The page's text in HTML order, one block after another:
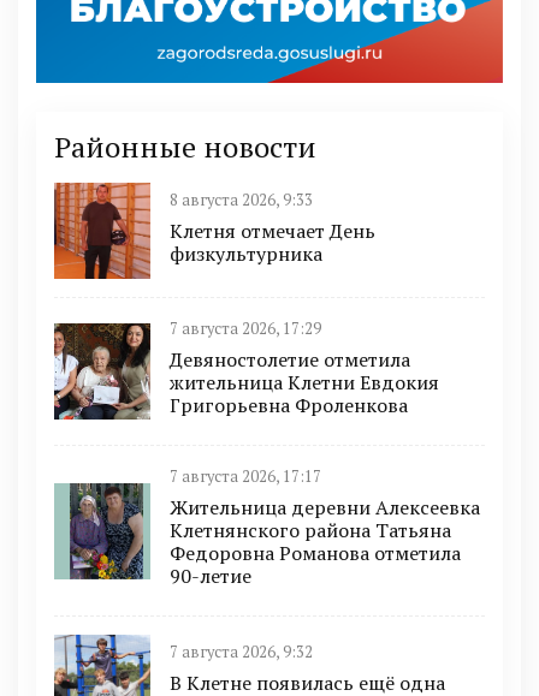
Районные новости
8 августа 2026, 9:33
Клетня отмечает День
физкультурника
7 августа 2026, 17:29
Девяностолетие отметила
жительница Клетни Евдокия
Григорьевна Фроленкова
7 августа 2026, 17:17
Жительница деревни Алексеевка
Клетнянского района Татьяна
Федоровна Романова отметила
90-летие
7 августа 2026, 9:32
В Клетне появилась ещё одна